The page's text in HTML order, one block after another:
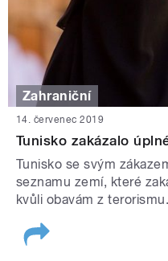
Zahraniční
14. červenec 2019
Tunisko zakázalo
Tunisko se svým
seznamu zemí, které
kvůli obavám z terorismu.